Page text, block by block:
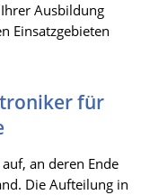
Ausbildung
Einsatzgebieten
für
an deren Ende
Die Aufteilung in